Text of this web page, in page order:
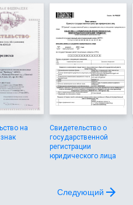
на
Свидетельство о
государственной
регистрации
юридического лица
Следующий